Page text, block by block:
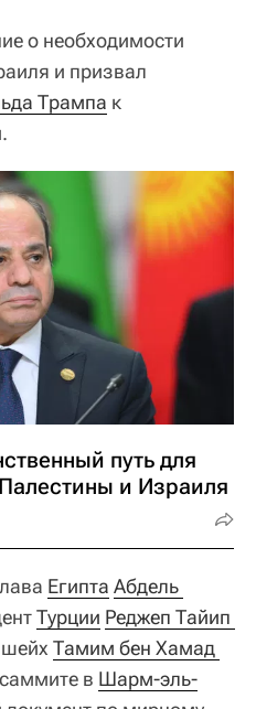
о необходимости
и призвал
Трампа к
путь для
и Израиля
Египта Абдель
Турции Реджеп Тайип
шейх Тамим бен Хамад
в Шарм-эль-